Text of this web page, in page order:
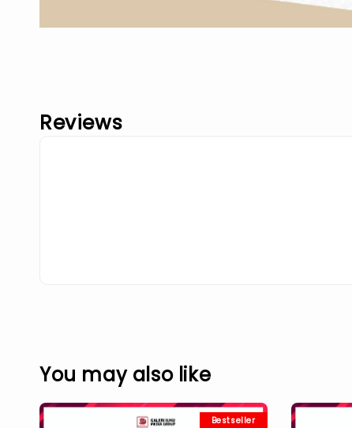
Reviews
You may also like
Bestseller